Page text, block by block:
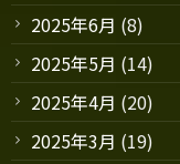
2025年6月 (8)
2025年5月 (14)
2025年4月 (20)
2025年3月 (19)